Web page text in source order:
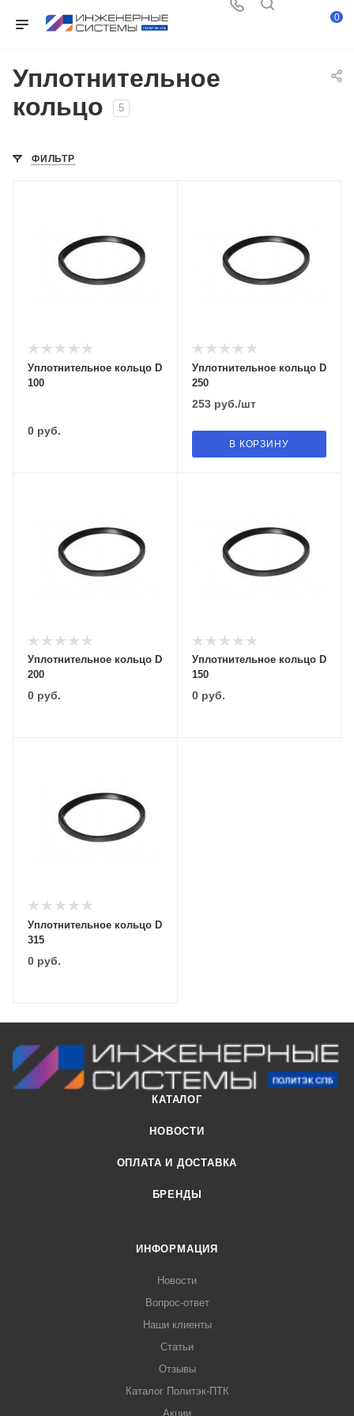
0
Уплотнительное
кольцо
5
ФИЛЬТР
Уплотнительное кольцо D
100
0 руб.
Уплотнительное кольцо D
250
253руб./шт
В КОРЗИНУ
Уплотнительное кольцо D
200
0 руб.
Уплотнительное кольцо D
150
0руб.
Уплотнительное кольцо D
315
0 руб.
КАТАЛОГ
НОВОСТИ
ОПЛАТА И ДОСТАВКА
БРЕНДЫ
ИНФОРМАЦИЯ
Новости
Вопрос-ответ
Наши клиенты
Статьи
Отзывы
Каталог Политэк-ПТК
Акции